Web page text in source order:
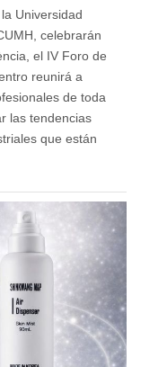
Universidad
celebrarán
el IV Foro de
reunirá a
de toda
las tendencias
que están